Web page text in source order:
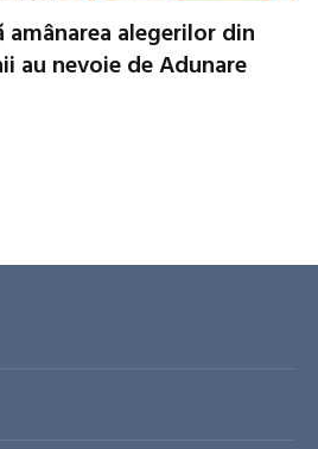
alegerilor din
au nevoie de Adunare